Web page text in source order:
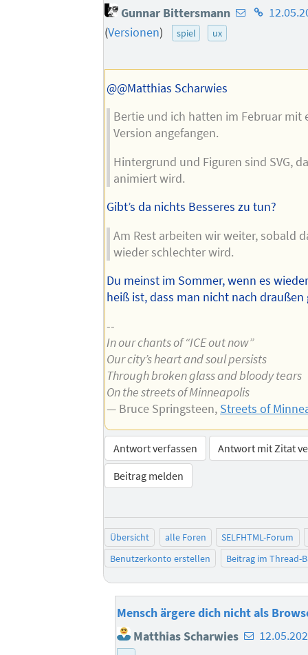
Gunnar Bittersmann E-
des
Homepage
(Versionen) spiel ux
@@Matthias Scharwies
Bertie und ich hatten im Februar mit
Version angefangen.
Hintergrund und Figuren sind SVG,
animiert wird.
Gibt’s da nichts Besseres zu tun?
Am Rest arbeiten wir weiter, sobald
wieder schlechter wird.
Du meinst im Sommer, wenn es
heiß ist, dass man nicht nach draußen
--
In our chants of “ICE out now”
Our city’s heart and soul persists
Through broken glass and bloody tears
On the streets of Minneapolis
— Bruce Springsteen, Streets of
Antwort verfassen
Antwort mit Zitat
Beitrag melden
Übersicht alle Foren
SELFHTML-Forum
Benutzerkonto erstellen
Beitrag im Thread-
Mensch ärgere dich nicht als
Matthias Scharwies E-